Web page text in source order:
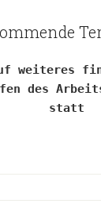
weiteres
des
statt